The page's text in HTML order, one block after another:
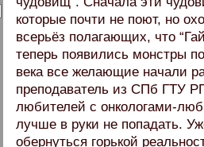
которые почти не поют, но
всерьёз полагающих, что
теперь появились монстры
века все желающие начали
преподаватель из СПб ГТУ
любителей с онкологами-
лучше в руки не попадать.
обернуться горькой